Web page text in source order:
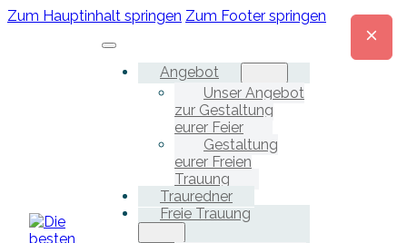
Zum Hauptinhalt springen Zum Footer springen
Angebot
Unser Angebot
zur Gestaltung
eurer Feier
Gestaltung
eurer Freien
Trauung
Trauredner
Freie Trauung